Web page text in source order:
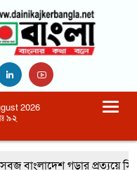
2026
৯২
বাংলাদেশ গড়ার প্রত্যয়ে